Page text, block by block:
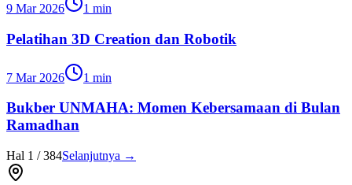
9 Mar 2026 1 min
Pelatihan 3D Creation dan Robotik
7 Mar 2026 1 min
Bukber UNMAHA: Momen Kebersamaan di Bulan
Ramadhan
Hal 1 /384Selanjutnya →